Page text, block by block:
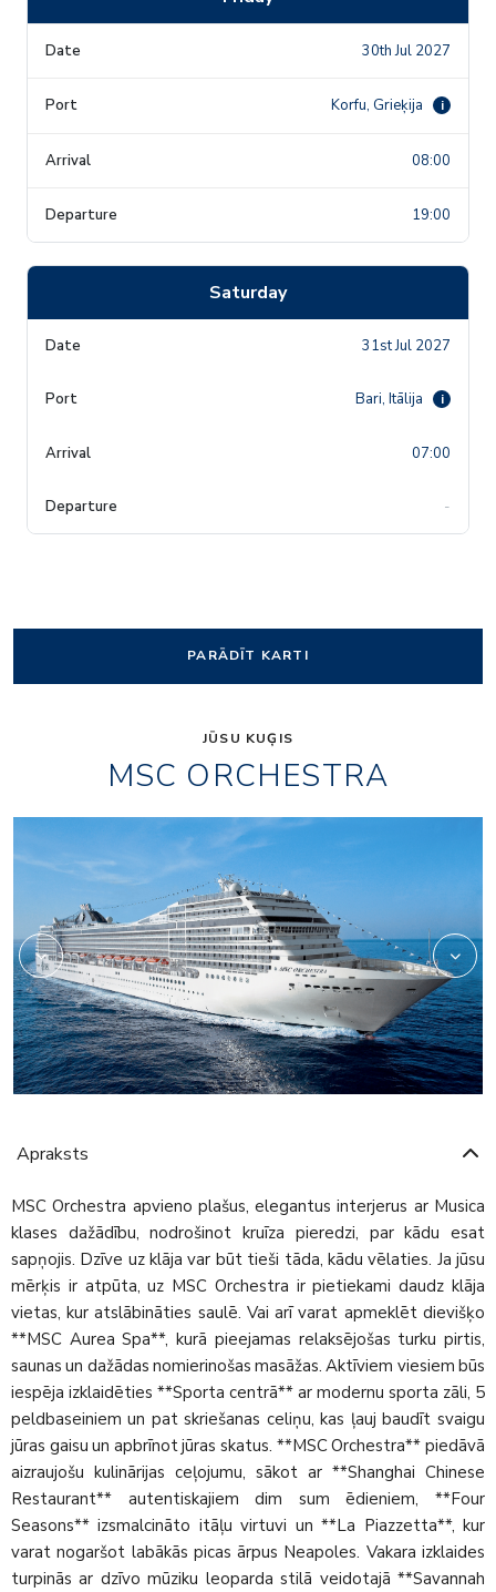
30th Jul 2027
Korfu, Grieķija i
08:00
19:00
Saturday
31st Jul 2027
Bari, Itālija i
07:00
-
PARĀDĪT KARTI
JŪSU KUĢIS
MSC ORCHESTRA
Apraksts
MSC Orchestra apvieno plašus, elegantus interjerus ar Musica
klases dažādību, nodrošinot kruīza pieredzi, par kādu esat
sapņojis. Dzīve uz klāja var būt tieši tāda, kādu vēlaties. Ja jūsu
mērķis ir atpūta, uz MSC Orchestra ir pietiekami daudz klāja
vietas, kur atslābināties saulē. Vai arī varat apmeklēt dievišķo
**MSC Aurea Spa**, kurā pieejamas relaksējošas turku pirtis,
saunas un dažādas nomierinošas masāžas. Aktīviem viesiem būs
iespēja izklaidēties **Sporta centrā** ar modernu sporta zāli, 5
peldbaseiniem un pat skriešanas celiņu, kas ļauj baudīt svaigu
jūras gaisu un apbrīnot jūras skatus. **MSC Orchestra** piedāvā
aizraujošu kulinārijas ceļojumu, sākot ar **Shanghai Chinese
Restaurant** autentiskajiem dim sum ēdieniem, **Four
Seasons** izsmalcināto itāļu virtuvi un **La Piazzetta**, kur
varat nogaršot labākās picas ārpus Neapoles. Vakara izklaides
turpinās ar dzīvo mūziku leoparda stilā veidotajā **Savannah